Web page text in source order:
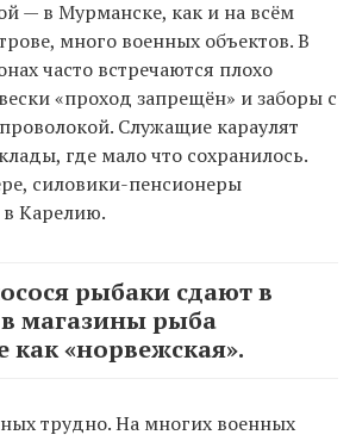
— в Мурманске, как и на всём
много военных объектов. В
часто встречаются плохо
«проход запрещён» и заборы с
Служащие караулят
где мало что сохранилось.
силовики-пенсионеры
в Карелию.
рыбаки сдают в
магазины рыба
как «норвежская».
трудно. На многих военных